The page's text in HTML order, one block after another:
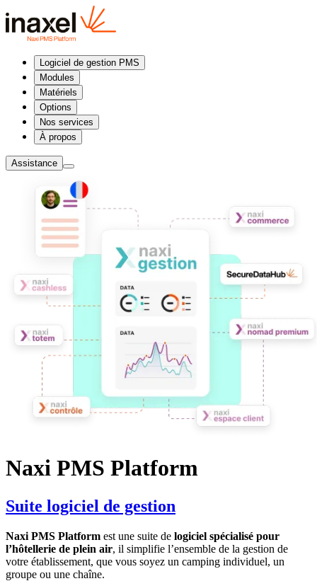
Logiciel de gestion PMS
Modules
Matériels
Options
Nos services
À propos
Assistance
Naxi PMS Platform
Suite logiciel de gestion
Naxi PMS Platform est une suite de logiciel spécialisé pour
l’hôtellerie de plein air, il simplifie l’ensemble de la gestion de
votre établissement, que vous soyez un camping individuel, un
groupe ou une chaîne.